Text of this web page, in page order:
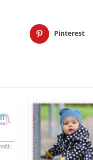
Pinterest